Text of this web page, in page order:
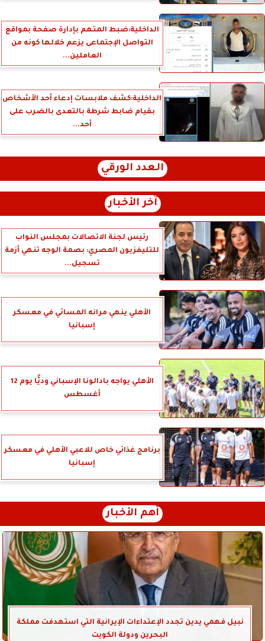
الداخلية:ضبط المتهم بإدارة صفحة بمواقع
التواصل الإجتماعى يزعم خلالها كونه من
العاملين...
الداخلية:كشف ملابسات إدعاء أحد الأشخاص
بقيام ضابط شرطة بالتعدى بالضرب على
أحد...
العدد الورقي
آخر الأخبار
رئيس لجنة الاتصالات بمجلس النواب
للتليفزيون المصري: بصمة الوجه تنهي أزمة
تسجيل...
الأهلي ينهي مرانه المسائي في معسكر
إسبانيا
الأهلي يواجه بادالونا الإسباني وديًّا يوم 12
أغسطس
برنامج غذائي خاص للاعبي الأهلي في معسكر
إسبانيا
أهم الأخبار
نبيل فهمي يدين تجدد الإعتداءات الإيرانية التي استهدفت مملكة
البحرين ودولة الكويت